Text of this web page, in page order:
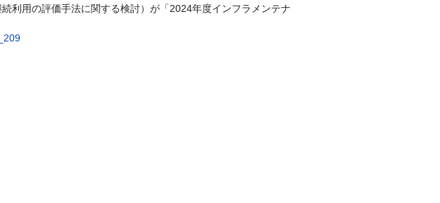
利用の評価手法に関する検討）が「2024年度インフラメンテナ